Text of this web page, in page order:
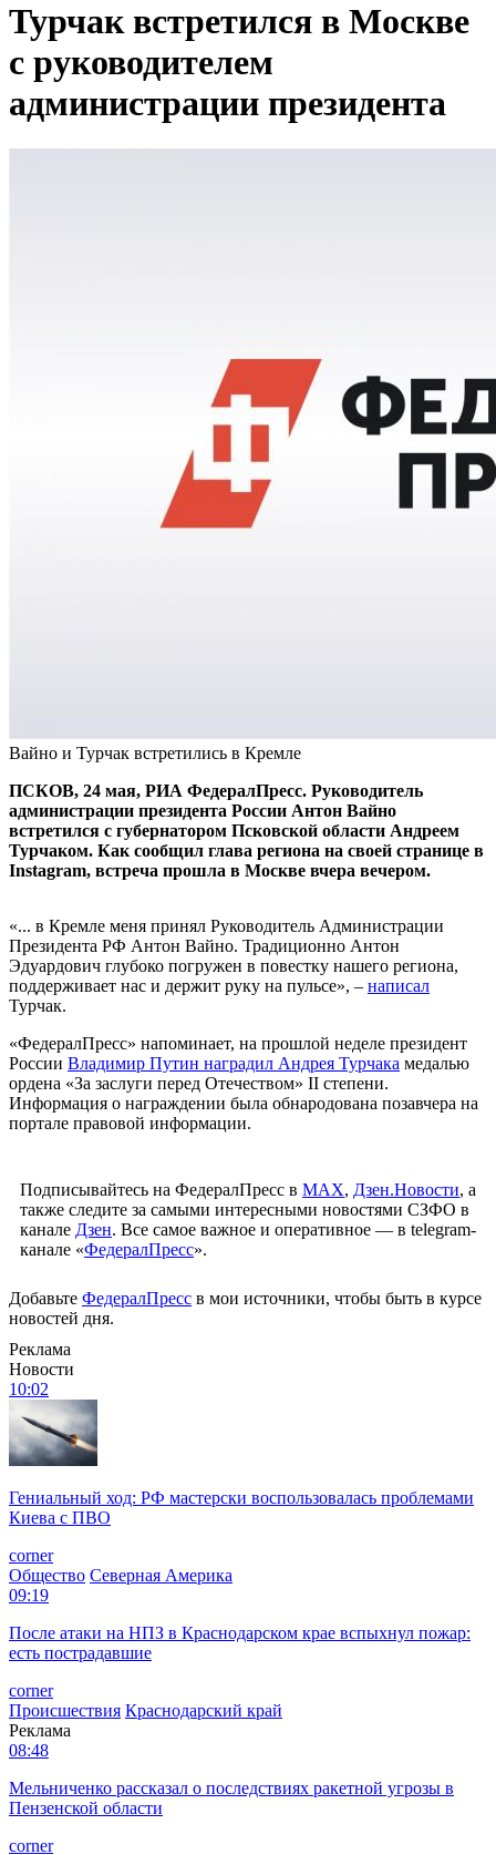
Турчак встретился в Москве
с руководителем
администрации президента
Вайно и Турчак встретились в Кремле
ПСКОВ, 24 мая, РИА ФедералПресс. Руководитель
администрации президента России Антон Вайно
встретился с губернатором Псковской области Андреем
Турчаком. Как сообщил глава региона на своей странице в
Instagram, встреча прошла в Москве вчера вечером.
«... в Кремле меня принял Руководитель Администрации
Президента РФ Антон Вайно. Традиционно Антон
Эдуардович глубоко погружен в повестку нашего региона,
поддерживает нас и держит руку на пульсе», – написал
Турчак.
«ФедералПресс» напоминает, на прошлой неделе президент
России Владимир Путин наградил Андрея Турчака медалью
ордена «За заслуги перед Отечеством» II степени.
Информация о награждении была обнародована позавчера на
портале правовой информации.
Подписывайтесь на ФедералПресс в МАХ, Дзен.Новости, а
также следите за самыми интересными новостями СЗФО в
канале Дзен. Все самое важное и оперативное — в telegram-
канале «ФедералПресс».
Добавьте ФедералПресс в мои источники, чтобы быть в курсе
новостей дня.
Реклама
Новости
10:02
Гениальный ход: РФ мастерски воспользовалась проблемами
Киева с ПВО
corner
Общество Северная Америка
09:19
После атаки на НПЗ в Краснодарском крае вспыхнул пожар:
есть пострадавшие
corner
Происшествия Краснодарский край
Реклама
08:48
Мельниченко рассказал о последствиях ракетной угрозы в
Пензенской области
corner